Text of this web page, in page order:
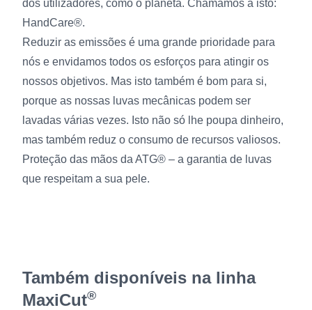
dos utilizadores, como o planeta. Chamamos a isto:
HandCare®.
Reduzir as emissões é uma grande prioridade para
nós e envidamos todos os esforços para atingir os
nossos objetivos. Mas isto também é bom para si,
porque as nossas luvas mecânicas podem ser
lavadas várias vezes. Isto não só lhe poupa dinheiro,
mas também reduz o consumo de recursos valiosos.
Proteção das mãos da ATG® – a garantia de luvas
que respeitam a sua pele.
Também disponíveis na linha
MaxiCut®